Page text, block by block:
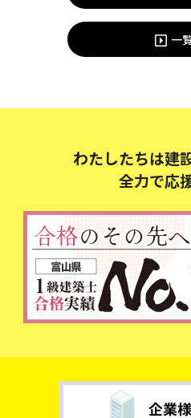
一
わたしたちは建
全力で応